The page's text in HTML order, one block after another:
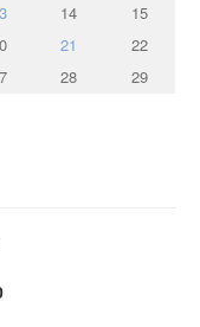
14
15
21
22
28
29